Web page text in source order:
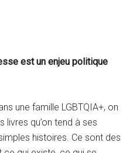
est un enjeu politique
une famille LGBTQIA+, on
qu’on tend à ses
histoires. Ce sont des